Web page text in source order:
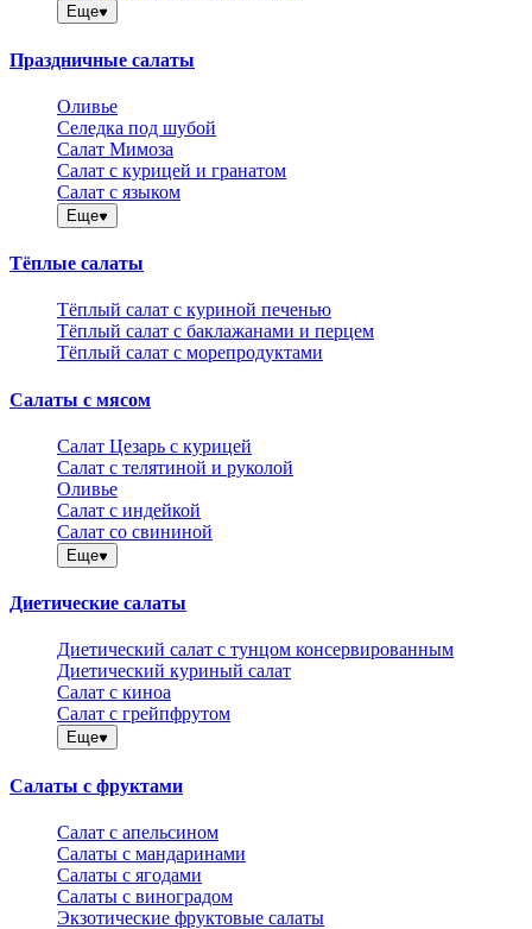
Еще
Праздничные салаты
Оливье
Селедка под шубой
Салат Мимоза
Салат с курицей и гранатом
Салат с языком
Еще
Тёплые салаты
Тёплый салат с куриной печенью
Тёплый салат с баклажанами и перцем
Тёплый салат с морепродуктами
Салаты с мясом
Салат Цезарь с курицей
Салат с телятиной и руколой
Оливье
Салат с индейкой
Салат со свининой
Еще
Диетические салаты
Диетический салат с тунцом консервированным
Диетический куриный салат
Салат с киноа
Салат с грейпфрутом
Еще
Салаты с фруктами
Салат с апельсином
Салаты с мандаринами
Салаты с ягодами
Салаты с виноградом
Экзотические фруктовые салаты